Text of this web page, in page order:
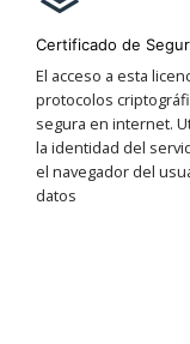
Certificado de
El acceso a esta
protocolos
segura en internet.
la identidad del
el navegador del
datos